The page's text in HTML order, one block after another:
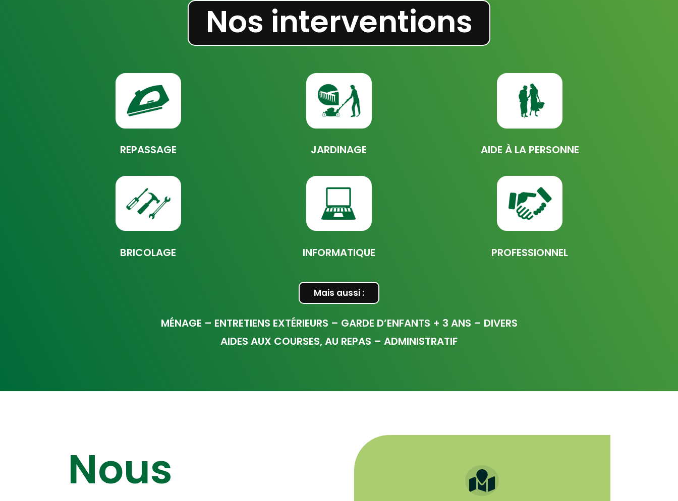
Nos interventions
REPASSAGE
BRICOLAGE
JARDINAGE
INFORMATIQUE
AIDE À LA PERSONNE
PROFESSIONNEL
Mais aussi :
MÉNAGE – ENTRETIENS EXTÉRIEURS – GARDE D’ENFANTS + 3 ANS – DIVERS
AIDES AUX COURSES, AU REPAS – ADMINISTRATIF
Nous
